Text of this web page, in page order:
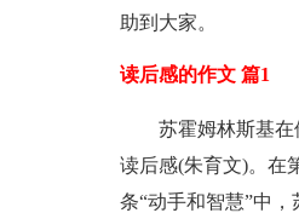
助到大家。
读后感的作文 篇1
苏霍姆林斯基
读后感(朱育文)。在
条“动手和智慧”中